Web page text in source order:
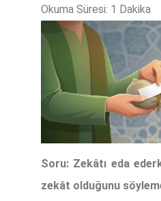
Soru: Zekâtı eda
zekât olduğunu